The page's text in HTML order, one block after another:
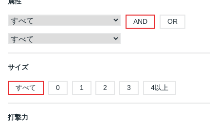
AND OR
サイズ
すべて 0 1 2 3 4以上
打撃力